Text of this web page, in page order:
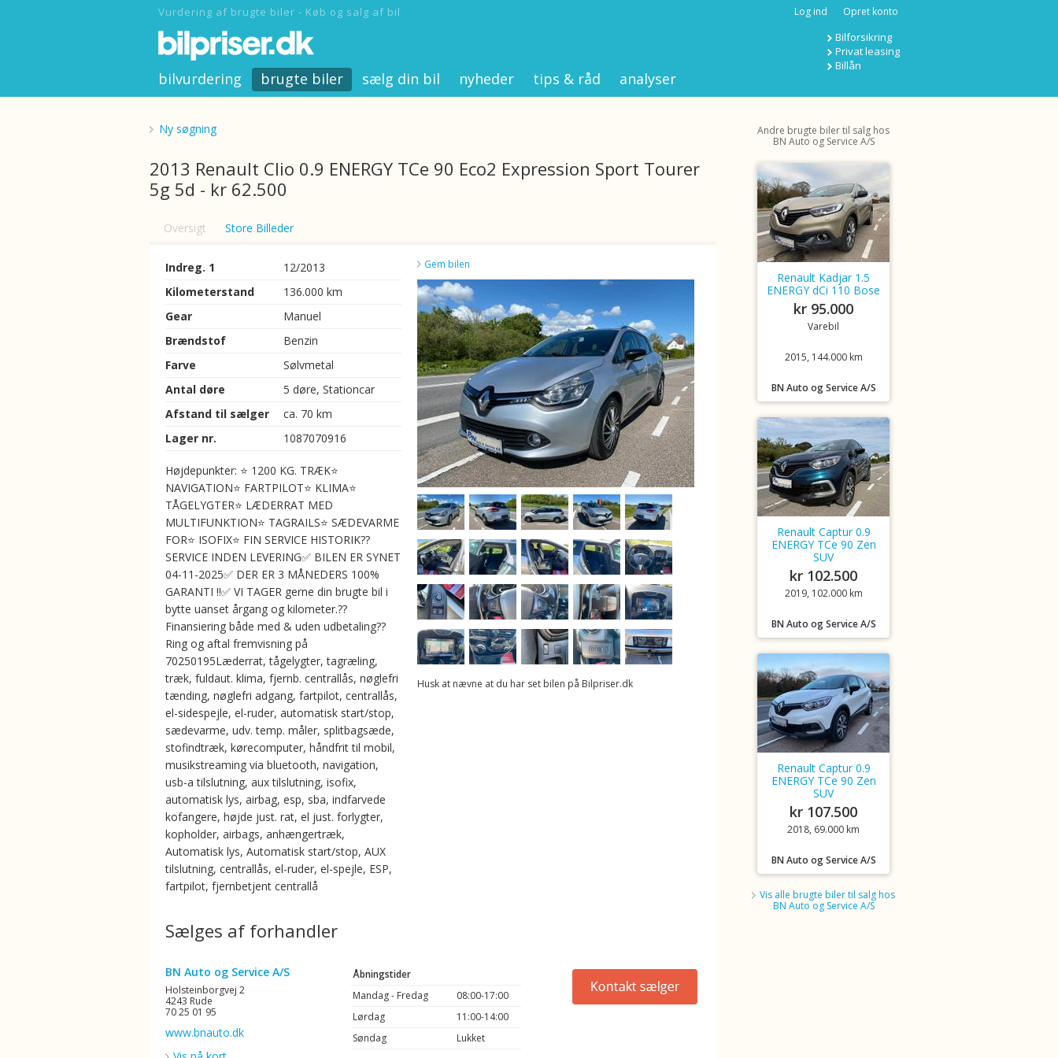
Vurdering af brugte biler - Køb og salg af bil Log ind Opret konto
Bilforsikring
Privat leasing
Billån
bilvurdering brugte biler sælg din bil nyheder tips & råd analyser
Ny søgning
2013 Renault Clio 0.9 ENERGY TCe 90 Eco2 Expression Sport Tourer
5g 5d - kr 62.500
Oversigt Store Billeder
Indreg. 1
12/2013
Kilometerstand
136.000 km
Gear
Manuel
Brændstof
Benzin
Farve
Sølvmetal
Antal døre
5 døre, Stationcar
Afstand til sælger
ca. 70 km
Lager nr.
1087070916
Højdepunkter: ⭐ 1200 KG. TRÆK⭐
NAVIGATION⭐ FARTPILOT⭐ KLIMA⭐
TÅGELYGTER⭐ LÆDERRAT MED
MULTIFUNKTION⭐ TAGRAILS⭐ SÆDEVARME
FOR⭐ ISOFIX⭐ FIN SERVICE HISTORIK??️
SERVICE INDEN LEVERING✅ BILEN ER SYNET
04-11-2025✅ DER ER 3 MÅNEDERS 100%
GARANTI !!✅ VI TAGER gerne din brugte bil i
bytte uanset årgang og kilometer.??
Finansiering både med & uden udbetaling??
Ring og aftal fremvisning på
70250195Læderrat, tågelygter, tagræling,
træk, fuldaut. klima, fjernb. centrallås, nøglefri
tænding, nøglefri adgang, fartpilot, centrallås,
el-sidespejle, el-ruder, automatisk start/stop,
sædevarme, udv. temp. måler, splitbagsæde,
stofindtræk, kørecomputer, håndfrit til mobil,
musikstreaming via bluetooth, navigation,
usb-a tilslutning, aux tilslutning, isofix,
automatisk lys, airbag, esp, sba, indfarvede
kofangere, højde just. rat, el just. forlygter,
kopholder, airbags, anhængertræk,
Automatisk lys, Automatisk start/stop, AUX
tilslutning, centrallås, el-ruder, el-spejle, ESP,
fartpilot, fjernbetjent centrallå
Gem bilen
Husk at nævne at du har set bilen på Bilpriser.dk
Sælges af forhandler
BN Auto og Service A/S
Holsteinborgvej 2
4243 Rude
70 25 01 95
www.bnauto.dk
Åbningstider
Mandag - Fredag
08:00-17:00
Lørdag
11:00-14:00
Søndag
Lukket
Andre brugte biler til salg hos
BN Auto og Service A/S
Renault Kadjar 1.5
ENERGY dCi 110 Bose
kr 95.000
Varebil
2015, 144.000 km
BN Auto og Service A/S
Renault Captur 0.9
ENERGY TCe 90 Zen
SUV
kr 102.500
2019, 102.000 km
BN Auto og Service A/S
Renault Captur 0.9
ENERGY TCe 90 Zen
SUV
kr 107.500
2018, 69.000 km
BN Auto og Service A/S
Vis alle brugte biler til salg hos
BN Auto og Service A/S